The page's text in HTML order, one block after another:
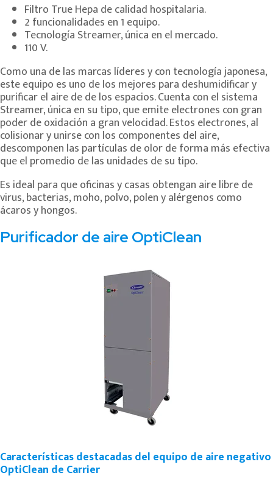
Filtro True Hepa de calidad hospitalaria.
2 funcionalidades en 1 equipo.
Tecnología Streamer, única en el mercado.
110 V.
Como una de las marcas líderes y con tecnología japonesa,
este equipo es uno de los mejores para deshumidificar y
purificar el aire de de los espacios. Cuenta con el sistema
Streamer, única en su tipo, que emite electrones con gran
poder de oxidación a gran velocidad. Estos electrones, al
colisionar y unirse con los componentes del aire,
descomponen las partículas de olor de forma más efectiva
que el promedio de las unidades de su tipo.
Es ideal para que oficinas y casas obtengan aire libre de
virus, bacterias, moho, polvo, polen y alérgenos como
ácaros y hongos.
Purificador de aire OptiClean
Características destacadas del equipo de aire negativo
OptiClean de Carrier